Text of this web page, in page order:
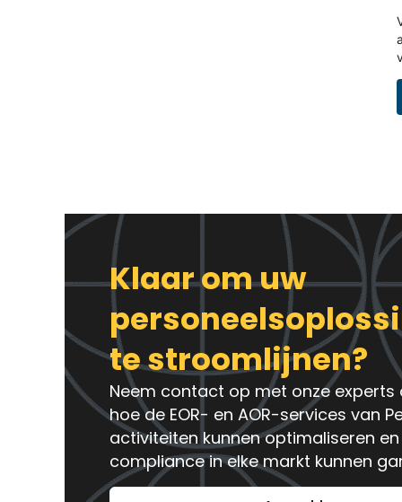
Klaar om uw
te stroomlijnen?
Neem contact op met onze experts
hoe de EOR- en AOR-services van
activiteiten kunnen optimaliseren en
compliance in elke markt kunnen